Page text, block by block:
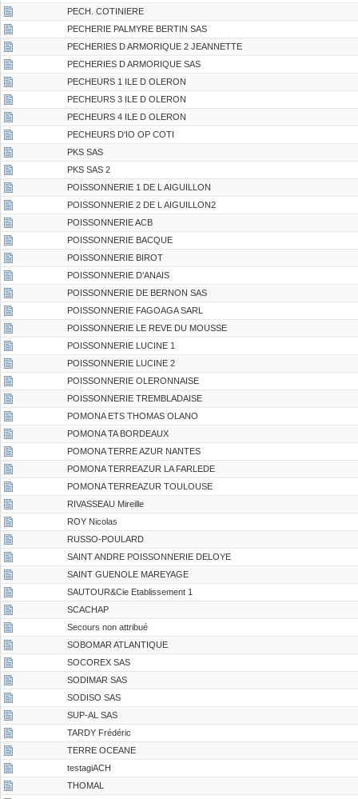
PECH. COTINIERE
PECHERIE PALMYRE BERTIN SAS
PECHERIES D ARMORIQUE 2 JEANNETTE
PECHERIES D ARMORIQUE SAS
PECHEURS 1 ILE D OLERON
PECHEURS 3 ILE D OLERON
PECHEURS 4 ILE D OLERON
PECHEURS D'IO OP COTI
PKS SAS
PKS SAS 2
POISSONNERIE 1 DE L AIGUILLON
POISSONNERIE 2 DE L AIGUILLON2
POISSONNERIE ACB
POISSONNERIE BACQUE
POISSONNERIE BIROT
POISSONNERIE D'ANAIS
POISSONNERIE DE BERNON SAS
POISSONNERIE FAGOAGA SARL
POISSONNERIE LE REVE DU MOUSSE
POISSONNERIE LUCINE 1
POISSONNERIE LUCINE 2
POISSONNERIE OLERONNAISE
POISSONNERIE TREMBLADAISE
POMONA ETS THOMAS OLANO
POMONA TA BORDEAUX
POMONA TERRE AZUR NANTES
POMONA TERREAZUR LA FARLEDE
POMONA TERREAZUR TOULOUSE
RIVASSEAU Mireille
ROY Nicolas
RUSSO-POULARD
SAINT ANDRE POISSONNERIE DELOYE
SAINT GUENOLE MAREYAGE
SAUTOUR&Cie Etablissement 1
SCACHAP
Secours non attribué
SOBOMAR ATLANTIQUE
SOCOREX SAS
SODIMAR SAS
SODISO SAS
SUP-AL SAS
TARDY Frédéric
TERRE OCEANE
testagiACH
THOMAL